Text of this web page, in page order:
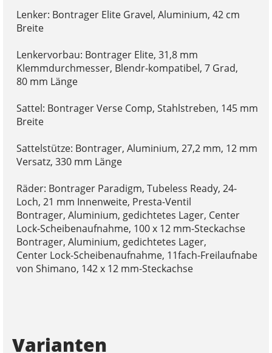
Lenker: Bontrager Elite Gravel, Aluminium, 42 cm
Breite
Lenkervorbau: Bontrager Elite, 31,8 mm
Klemmdurchmesser, Blendr-kompatibel, 7 Grad,
80 mm Länge
Sattel: Bontrager Verse Comp, Stahlstreben, 145 mm
Breite
Sattelstütze: Bontrager, Aluminium, 27,2 mm, 12 mm
Versatz, 330 mm Länge
Räder: Bontrager Paradigm, Tubeless Ready, 24-
Loch, 21 mm Innenweite, Presta-Ventil
Bontrager, Aluminium, gedichtetes Lager, Center
Lock-Scheibenaufnahme, 100 x 12 mm-Steckachse
Bontrager, Aluminium, gedichtetes Lager,
Center Lock-Scheibenaufnahme, 11fach-Freilaufnabe
von Shimano, 142 x 12 mm-Steckachse
Varianten